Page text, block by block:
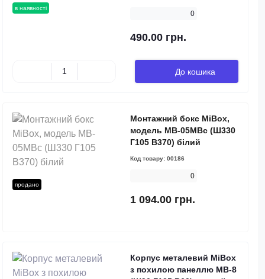
в наявності
0
490.00 грн.
До кошика
продано
Монтажний бокс MiBox,
модель MB-05MBc (Ш330
Г105 В370) білий
Код товару: 00186
0
1 094.00 грн.
Корпус металевий MiBox
з похилою панеллю MB-8